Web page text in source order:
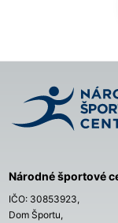
Národné športové
IČO: 30853923,
Dom Športu,